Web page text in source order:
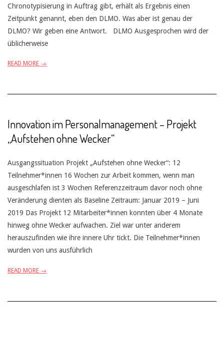
Chronotypisierung in Auftrag gibt, erhält als Ergebnis einen
Zeitpunkt genannt, eben den DLMO. Was aber ist genau der
DLMO? Wir geben eine Antwort. DLMO Ausgesprochen wird der
üblicherweise
READ MORE →
Innovation im Personalmanagement – Projekt
„Aufstehen ohne Wecker“
Ausgangssituation Projekt „Aufstehen ohne Wecker“: 12
Teilnehmer*innen 16 Wochen zur Arbeit kommen, wenn man
ausgeschlafen ist 3 Wochen Referenzzeitraum davor noch ohne
Veränderung dienten als Baseline Zeitraum: Januar 2019 – Juni
2019 Das Projekt 12 Mitarbeiter*innen konnten über 4 Monate
hinweg ohne Wecker aufwachen. Ziel war unter anderem
herauszufinden wie ihre innere Uhr tickt. Die Teilnehmer*innen
wurden von uns ausführlich
READ MORE →